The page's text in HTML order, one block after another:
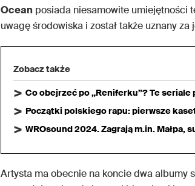
Ocean posiada niesamowite umiejętności
uwagę środowiska i został także uznany
Zobacz także
Co obejrzeć po „Reniferku”? Te seriale
Początki polskiego rapu: pierwsze
WROsound 2024. Zagrają m.in. Małpa,
Artysta ma obecnie na koncie dwa albumy